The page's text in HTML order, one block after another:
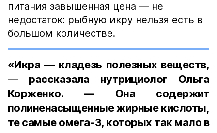
питания завышенная цена — не
недостаток: рыбную икру нельзя есть в
большом количестве.
«Икра — кладезь полезных веществ,
— рассказала нутрициолог Ольга
Корженко. — Она содержит
полиненасыщенные жирные кислоты,
те самые омега-3, которых так мало в